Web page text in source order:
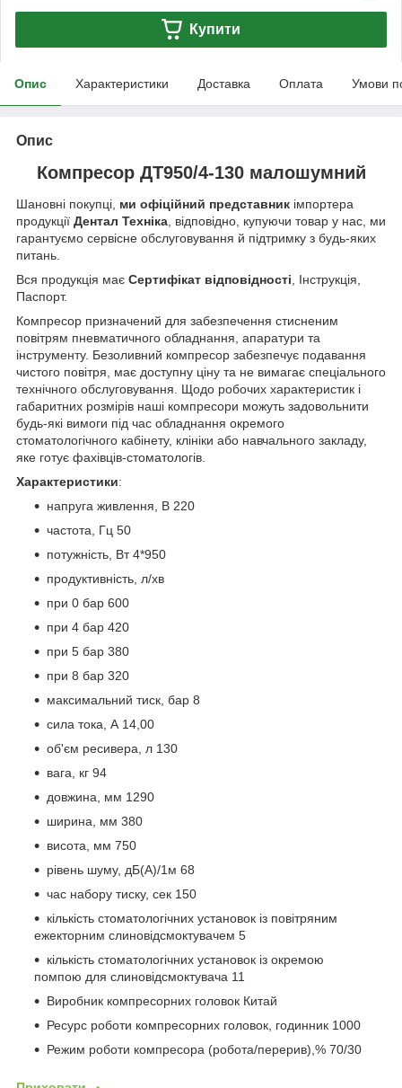
Купити
Опис Характеристики Доставка Оплата Умови
Опис
Компресор ДТ950/4-130 малошумний
Шановні покупці, ми офіційний представник імпортера
продукції Дентал Техніка, відповідно, купуючи товар у нас, ми
гарантуємо сервісне обслуговування й підтримку з будь-яких
питань.
Вся продукція має Сертифікат відповідності, Інструкція,
Паспорт.
Компресор призначений для забезпечення стисненим
повітрям пневматичного обладнання, апаратури та
інструменту. Безоливний компресор забезпечує подавання
чистого повітря, має доступну ціну та не вимагає спеціального
технічного обслуговування. Щодо робочих характеристик і
габаритних розмірів наші компресори можуть задовольнити
будь-які вимоги під час обладнання окремого
стоматологічного кабінету, клініки або навчального закладу,
яке готує фахівців-стоматологів.
Характеристики:
напруга живлення, В 220
частота, Гц 50
потужність, Вт 4*950
продуктивність, л/хв
при 0 бар 600
при 4 бар 420
при 5 бар 380
при 8 бар 320
максимальний тиск, бар 8
сила тока, А 14,00
об'єм ресивера, л 130
вага, кг 94
довжина, мм 1290
ширина, мм 380
висота, мм 750
рівень шуму, дБ(A)/1м 68
час набору тиску, сек 150
кількість стоматологічних установок із повітряним
ежекторним слиновідсмоктувачем 5
кількість стоматологічних установок із окремою
помпою для слиновідсмоктувача 11
Виробник компресорних головок Китай
Ресурс роботи компресорних головок, годинник 1000
Режим роботи компресора (робота/перерив),% 70/30